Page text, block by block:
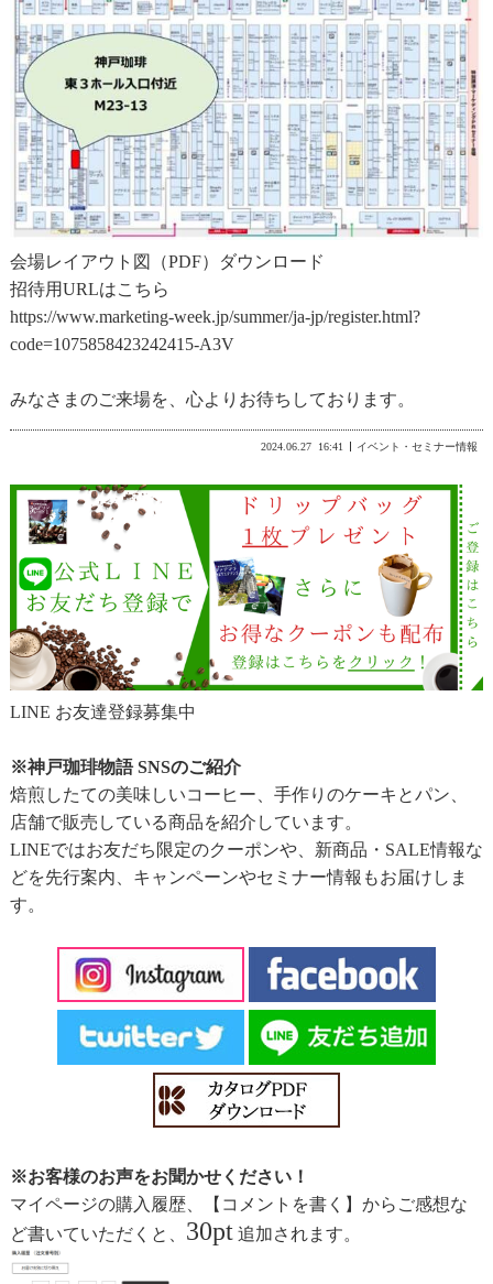
会場レイアウト図（PDF）ダウンロード
招待用URLはこちら
https://www.marketing-week.jp/summer/ja-jp/register.html?
code=1075858423242415-A3V
みなさまのご来場を、心よりお待ちしております。
2024.06.27 16:41 イベント・セミナー情報
LINE お友達登録募集中
※神戸珈琲物語 SNSのご紹介
焙煎したての美味しいコーヒー、手作りのケーキとパン、
店舗で販売している商品を紹介しています。
LINEではお友だち限定のクーポンや、新商品・SALE情報な
どを先行案内、キャンペーンやセミナー情報もお届けしま
す。
※お客様のお声をお聞かせください！
マイページの購入履歴、【コメントを書く】からご感想な
ど書いていただくと、 30pt追加されます。